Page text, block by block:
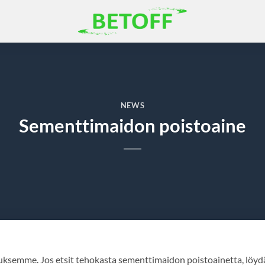
NEWS
Sementtimaidon poistoaine
Jos etsit tehokasta sementtimaidon poistoainetta,